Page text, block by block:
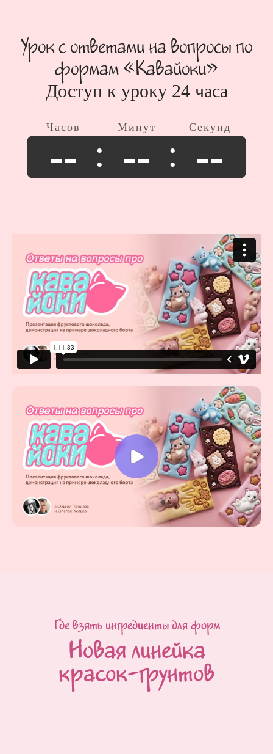
Урок с ответами на вопросы по
формам «Кавайоки»
Доступ к уроку 24 часа
-- -- --
Где взять ингредиенты для форм
Новая линейка
красок-грунтов